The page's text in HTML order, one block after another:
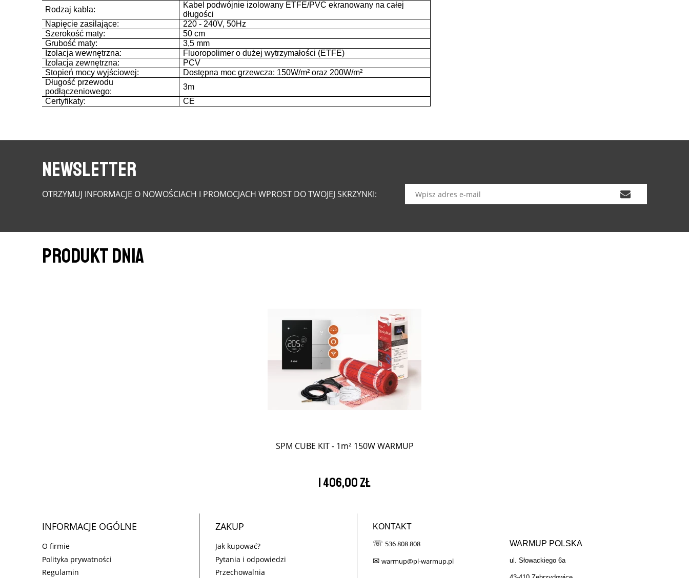
Rodzaj kabla:
Kabel podwójnie izolowany ETFE/PVC ekranowany na całej
długości
Napięcie zasilające:
220 - 240V, 50Hz
Szerokość maty:
50 cm
Grubość maty:
3,5 mm
Izolacja wewnętrzna:
Fluoropolimer o dużej wytrzymałości (ETFE)
Izolacja zewnętrzna:
PCV
Stopień mocy wyjściowej:
Dostępna moc grzewcza: 150W/m² oraz 200W/m²
Długość przewodu
podłączeniowego:
3m
Certyfikaty:
CE
NEWSLETTER
OTRZYMUJ INFORMACJE O NOWOŚCIACH I PROMOCJACH WPROST DO TWOJEJ SKRZYNKI:
PRODUKT DNIA
SPM CUBE KIT - 1m² 150W WARMUP
1 406,00 zł
INFORMACJE OGÓLNE
O firmie
Polityka prywatności
Regulamin
ZAKUP
Jak kupować?
Pytania i odpowiedzi
Przechowalnia
KONTAKT
☏ 536 808 808
✉ warmup@pl-warmup.pl
WARMUP POLSKA
ul. Słowackiego 6a